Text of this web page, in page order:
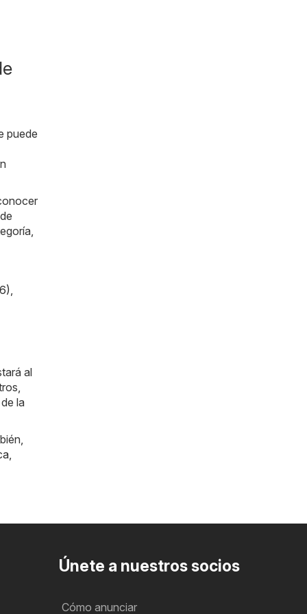
puede
al
la
Únete a nuestros socios
Cómo anunciar